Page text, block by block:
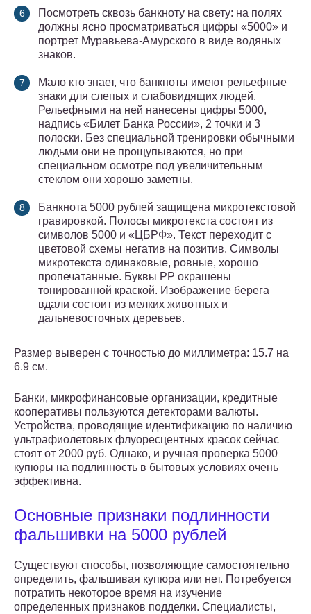
Посмотреть сквозь банкноту на свету: на полях
должны ясно просматриваться цифры «5000» и
портрет Муравьева-Амурского в виде водяных
знаков.
Мало кто знает, что банкноты имеют рельефные
знаки для слепых и слабовидящих людей.
Рельефными на ней нанесены цифры 5000,
надпись «Билет Банка России», 2 точки и 3
полоски. Без специальной тренировки обычными
людьми они не прощупываются, но при
специальном осмотре под увеличительным
стеклом они хорошо заметны.
Банкнота 5000 рублей защищена микротекстовой
гравировкой. Полосы микротекста состоят из
символов 5000 и «ЦБРФ». Текст переходит с
цветовой схемы негатив на позитив. Символы
микротекста одинаковые, ровные, хорошо
пропечатанные. Буквы РР окрашены
тонированной краской. Изображение берега
вдали состоит из мелких животных и
дальневосточных деревьев.
Размер выверен с точностью до миллиметра: 15.7 на
6.9 см.
Банки, микрофинансовые организации, кредитные
кооперативы пользуются детекторами валюты.
Устройства, проводящие идентификацию по наличию
ультрафиолетовых флуоресцентных красок сейчас
стоят от 2000 руб. Однако, и ручная проверка 5000
купюры на подлинность в бытовых условиях очень
эффективна.
Основные признаки подлинности
фальшивки на 5000 рублей
Существуют способы, позволяющие самостоятельно
определить, фальшивая купюра или нет. Потребуется
потратить некоторое время на изучение
определенных признаков подделки. Специалисты,